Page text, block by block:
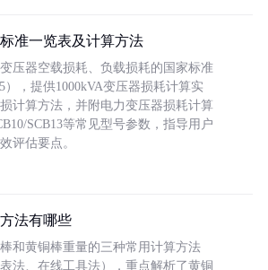
准一览表及计算方法
压器空载损耗、负载损耗的国家标准
），提供1000kVA变压器损耗计算实
计算方法，并附电力变压器损耗计算
SCB13等常见型号参数，指导用户
评估要点。
法有哪些
和黄铜棒重量的三种常用计算方法
法、在线工具法），重点解析了黄铜